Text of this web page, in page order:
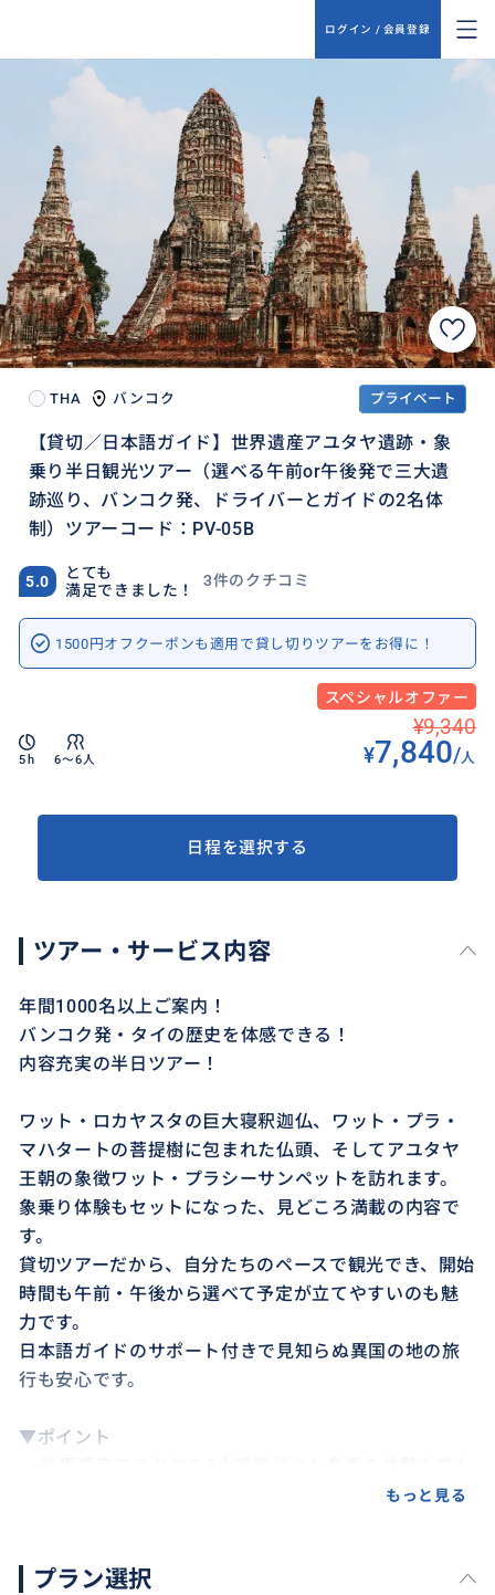
ログイン / 会員登録
THA バンコク プライベート
【貸切／日本語ガイド】世界遺産アユタヤ遺跡・象
乗り半日観光ツアー（選べる午前or午後発で三大遺
跡巡り、バンコク発、ドライバーとガイドの2名体
制）ツアーコード：PV-05B
5.0
とても
満足できました！
3件のクチコミ
1500円オフクーポンも適用で貸し切りツアーをお得に！
スペシャルオファー
5h 6〜6人
¥9,340
¥7,840/人
日程を選択する
ツアー・サービス内容
年間1000名以上ご案内！
バンコク発・タイの歴史を体感できる！
内容充実の半日ツアー！
ワット・ロカヤスタの巨大寝釈迦仏、ワット・プラ・
マハタートの菩提樹に包まれた仏頭、そしてアユタヤ
王朝の象徴ワット・プラシーサンペットを訪れます。
象乗り体験もセットになった、見どころ満載の内容で
す。
貸切ツアーだから、自分たちのペースで観光でき、開始
時間も午前・午後から選べて予定が立てやすいのも魅
力です。
日本語ガイドのサポート付きで見知らぬ異国の地の旅
行も安心です。
▼ポイント
✅ 開始時間は午前・午後から選べてスケジュールが立
もっと見る
プラン選択